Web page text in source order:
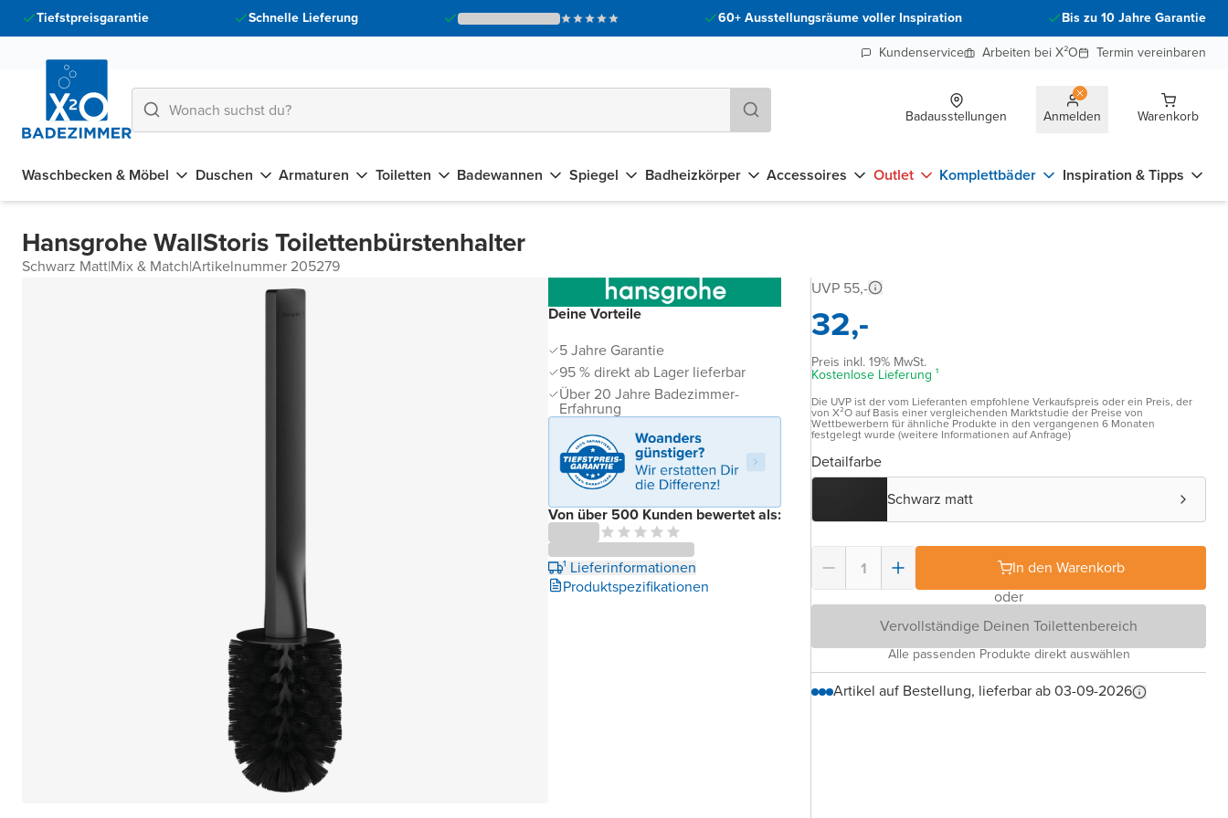
Tiefstpreisgarantie Schnelle Lieferung 60+ Ausstellungsräume voller Inspiration
Bis zu 10 Jahre Garantie
Kundenservice
Arbeiten bei X²O Termin vereinbaren
Badausstellungen Anmelden Warenkorb
Waschbecken & Möbel Duschen Armaturen Toiletten Badewannen Spiegel Badheizkörper Accessoires Outlet Komplettbäder Inspiration & Tipps
Hansgrohe WallStoris Toilettenbürstenhalter
Schwarz Matt|Mix & Match|Artikelnummer 205279
Deine Vorteile
5 Jahre Garantie
95 % direkt ab Lager lieferbar
Über 20 Jahre Badezimmer-
Erfahrung
Von über 500 Kunden bewertet als:
¹ Lieferinformationen
Produktspezifikationen
UVP 55,-
32,-
Preis inkl. 19% MwSt.
Kostenlose Lieferung ¹
Die UVP ist der vom Lieferanten empfohlene Verkaufspreis oder ein Preis, der
von X²O auf Basis einer vergleichenden Marktstudie der Preise von
Wettbewerbern für ähnliche Produkte in den vergangenen 6 Monaten
festgelegt wurde (weitere Informationen auf Anfrage)
Detailfarbe
Schwarz matt
In den Warenkorb
oder
Vervollständige Deinen Toilettenbereich
Alle passenden Produkte direkt auswählen
Artikel auf Bestellung, lieferbar ab 03-09-2026